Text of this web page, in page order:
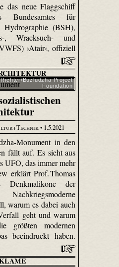
das neue Flaggschiff
für
Hydrographie (BSH),
, Wracksuch- und
›Atair‹, offiziell
Buzludzha Project
Foundation
• 1.5.2021
Monument in den
fällt auf. Es sieht aus
UFO, das immer mehr
erklärt Prof. Thomas
der
warum es dabei auch
geht und warum
größten modernen
beeindruckt haben.